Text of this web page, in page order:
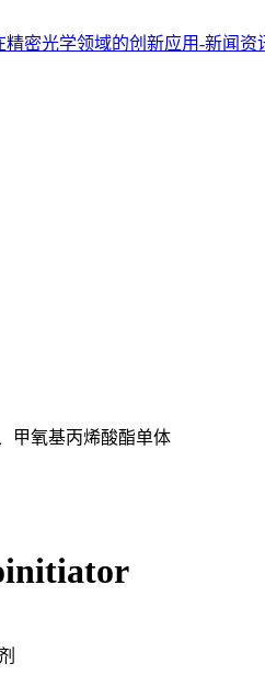
甲氧基丙烯酸酯单体